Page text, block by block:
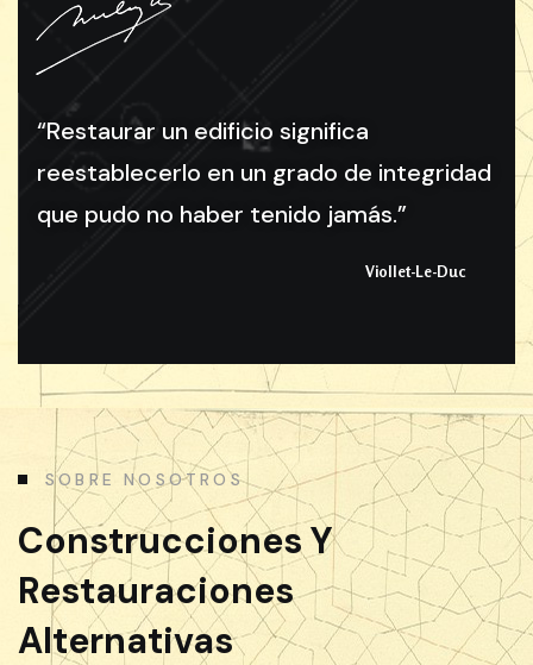
Viollet-Le-Duc
“Restaurar un edificio significa
reestablecerlo en un grado de integridad
que pudo no haber tenido jamás.”
SOBRE NOSOTROS
Construcciones Y
Restauraciones
Alternativas